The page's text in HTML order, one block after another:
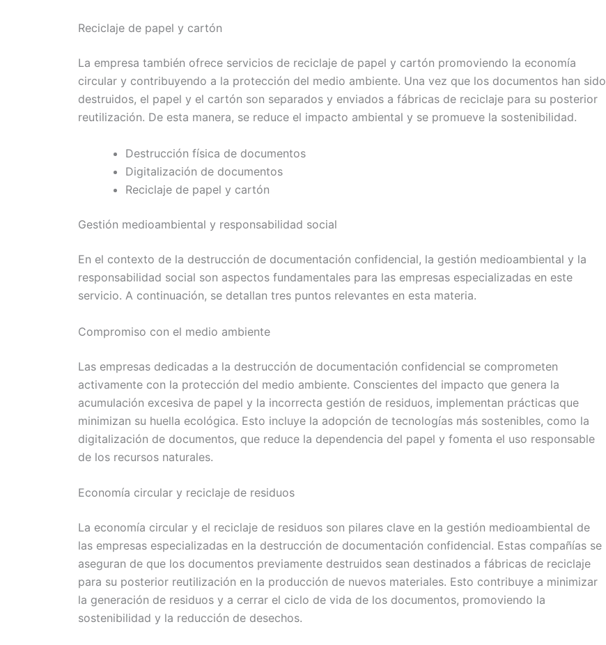
Reciclaje de papel y cartón
La empresa también ofrece servicios de reciclaje de papel y cartón promoviendo la economía
circular y contribuyendo a la protección del medio ambiente. Una vez que los documentos han sido
destruidos, el papel y el cartón son separados y enviados a fábricas de reciclaje para su posterior
reutilización. De esta manera, se reduce el impacto ambiental y se promueve la sostenibilidad.
Destrucción física de documentos
Digitalización de documentos
Reciclaje de papel y cartón
Gestión medioambiental y responsabilidad social
En el contexto de la destrucción de documentación confidencial, la gestión medioambiental y la
responsabilidad social son aspectos fundamentales para las empresas especializadas en este
servicio. A continuación, se detallan tres puntos relevantes en esta materia.
Compromiso con el medio ambiente
Las empresas dedicadas a la destrucción de documentación confidencial se comprometen
activamente con la protección del medio ambiente. Conscientes del impacto que genera la
acumulación excesiva de papel y la incorrecta gestión de residuos, implementan prácticas que
minimizan su huella ecológica. Esto incluye la adopción de tecnologías más sostenibles, como la
digitalización de documentos, que reduce la dependencia del papel y fomenta el uso responsable
de los recursos naturales.
Economía circular y reciclaje de residuos
La economía circular y el reciclaje de residuos son pilares clave en la gestión medioambiental de
las empresas especializadas en la destrucción de documentación confidencial. Estas compañías se
aseguran de que los documentos previamente destruidos sean destinados a fábricas de reciclaje
para su posterior reutilización en la producción de nuevos materiales. Esto contribuye a minimizar
la generación de residuos y a cerrar el ciclo de vida de los documentos, promoviendo la
sostenibilidad y la reducción de desechos.